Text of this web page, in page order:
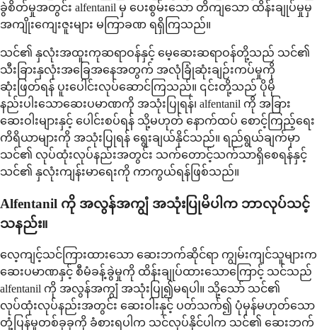
ခွဲစိတ်မှုအတွင်း alfentanil မှ ပေးစွမ်းသော တိကျသော ထိန်းချုပ်မှုမှ
အကျိုးကျေးဇူးများ မကြာခဏ ရရှိကြသည်။
သင်၏ နှလုံးအထူးကုဆရာဝန်နှင့် မေ့ဆေးဆရာဝန်တို့သည် သင်၏
သီးခြားနှလုံးအခြေအနေအတွက် အလုံခြုံဆုံးချဉ်းကပ်မှုကို
ဆုံးဖြတ်ရန် ပူးပေါင်းလုပ်ဆောင်ကြသည်။ ၎င်းတို့သည် ပိုမို
နည်းပါးသောဆေးပမာဏကို အသုံးပြုရန်၊ alfentanil ကို အခြား
ဆေးဝါးများနှင့် ပေါင်းစပ်ရန် သို့မဟုတ် နောက်ထပ် စောင့်ကြည့်ရေး
ကိရိယာများကို အသုံးပြုရန် ရွေးချယ်နိုင်သည်။ ရည်ရွယ်ချက်မှာ
သင်၏ လုပ်ထုံးလုပ်နည်းအတွင်း သက်တောင့်သက်သာရှိစေရန်နှင့်
သင်၏ နှလုံးကျန်းမာရေးကို ကာကွယ်ရန်ဖြစ်သည်။
Alfentanil ကို အလွန်အကျွံ အသုံးပြုမိပါက ဘာလုပ်သင့်
သနည်း။
လေ့ကျင့်သင်ကြားထားသော ဆေးဘက်ဆိုင်ရာ ကျွမ်းကျင်သူများက
ဆေးပမာဏနှင့် စီမံခန့်ခွဲမှုကို ထိန်းချုပ်ထားသောကြောင့် သင်သည်
alfentanil ကို အလွန်အကျွံ အသုံးပြု၍မရပါ။ သို့သော် သင်၏
လုပ်ထုံးလုပ်နည်းအတွင်း ဆေးဝါးနှင့် ပတ်သက်၍ ပုံမှန်မဟုတ်သော
တုံ့ပြန်မှုတစ်ခုခုကို ခံစားရပါက သင်လုပ်နိုင်ပါက သင်၏ ဆေးဘက်